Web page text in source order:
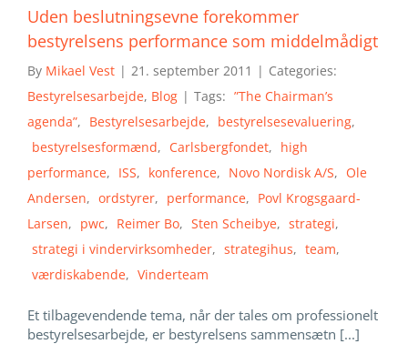
Uden beslutningsevne forekommer
bestyrelsens performance som middelmådigt
By Mikael Vest | 21. september 2011 | Categories:
Bestyrelsesarbejde, Blog | Tags: ”The Chairman’s
agenda”, Bestyrelsesarbejde, bestyrelsesevaluering,
bestyrelsesformænd, Carlsbergfondet, high
performance, ISS, konference, Novo Nordisk A/S, Ole
Andersen, ordstyrer, performance, Povl Krogsgaard-
Larsen, pwc, Reimer Bo, Sten Scheibye, strategi,
strategi i vindervirksomheder, strategihus, team,
værdiskabende, Vinderteam
Et tilbagevendende tema, når der tales om professionelt
bestyrelsesarbejde, er bestyrelsens sammensætn [...]